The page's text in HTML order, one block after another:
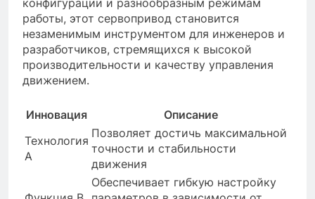
конфигурации и разнообразным режимам
работы, этот сервопривод становится
незаменимым инструментом для инженеров и
разработчиков, стремящихся к высокой
производительности и качеству управления
движением.
Инновация
Описание
Технология
A
Позволяет достичь максимальной
точности и стабильности
движения
Обеспечивает гибкую настройку